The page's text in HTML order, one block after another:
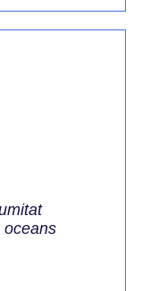
oceans